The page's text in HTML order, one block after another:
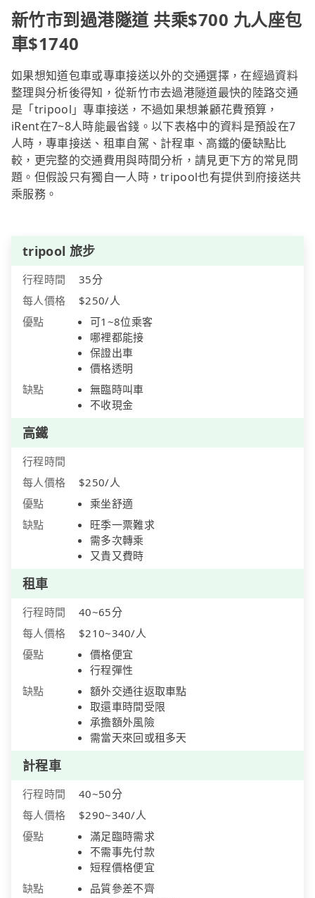
新竹市到過港隧道 共乘$700 九人座包
車$1740
如果想知道包車或專車接送以外的交通選擇，在經過資料
整理與分析後得知，從新竹市去過港隧道最快的陸路交通
是「tripool」專車接送，不過如果想兼顧花費預算，
iRent在7~8人時能最省錢。以下表格中的資料是預設在7
人時，專車接送、租車自駕、計程車、高鐵的優缺點比
較，更完整的交通費用與時間分析，請見更下方的常見問
題。但假設只有獨自一人時，tripool也有提供到府接送共
乘服務。
tripool 旅步
行程時間
35分
每人價格
$250/人
優點
可1~8位乘客
哪裡都能接
保證出車
價格透明
缺點
無臨時叫車
不收現金
高鐵
行程時間
每人價格
$250/人
優點
乘坐舒適
缺點
旺季一票難求
需多次轉乘
又貴又費時
租車
行程時間
40~65分
每人價格
$210~340/人
優點
價格便宜
行程彈性
缺點
額外交通往返取車點
取還車時間受限
承擔額外風險
需當天來回或租多天
計程車
行程時間
40~50分
每人價格
$290~340/人
優點
滿足臨時需求
不需事先付款
短程價格便宜
缺點
品質參差不齊